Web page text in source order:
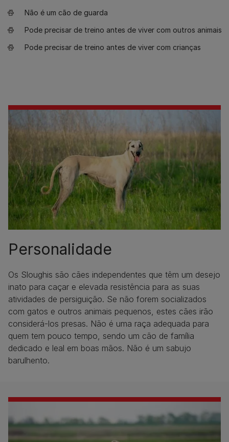
Não é um cão de guarda
Pode precisar de treino antes de viver com outros animais
Pode precisar de treino antes de viver com crianças
Personalidade
Os Sloughis são cães independentes que têm um desejo
inato para caçar e elevada resistência para as suas
atividades de persiguição. Se não forem socializados
com gatos e outros animais pequenos, estes cães irão
considerá-los presas. Não é uma raça adequada para
quem tem pouco tempo, sendo um cão de família
dedicado e leal em boas mãos. Não é um sabujo
barulhento.